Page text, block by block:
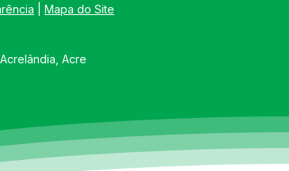
Mapa do Site
Acre